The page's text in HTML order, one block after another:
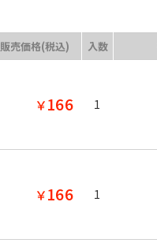
販売価格(税込) 入数
￥166 1
￥166 1